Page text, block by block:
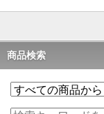
商品検索